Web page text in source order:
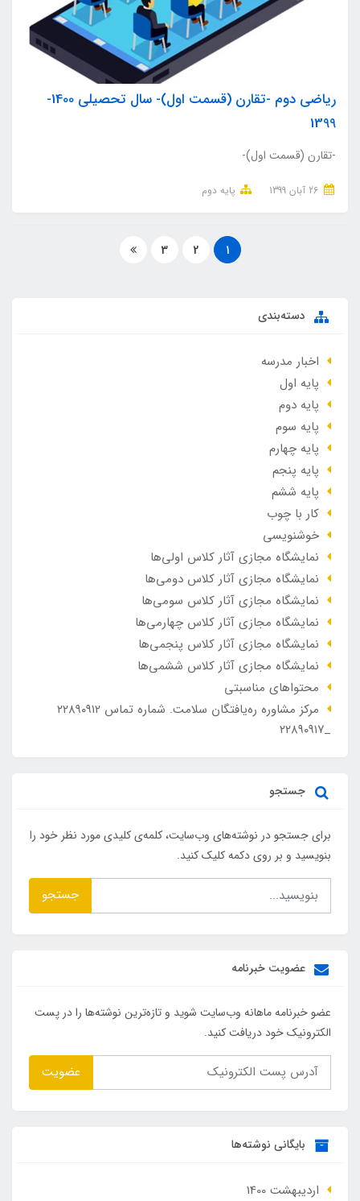
ریاضی دوم -تقارن (قسمت اول)- سال تحصیلی 1400-
1399
-تقارن (قسمت اول)-
پایه دوم
1
2
3
دسته‌بندی
اخبار مدرسه
پایه اول
پایه دوم
پایه سوم
پایه چهارم
پایه پنجم
پایه ششم
کار با چوب
خوشنویسی
نمایشگاه مجازی آثار کلاس اولی‌ها
نمایشگاه مجازی آثار کلاس دومی‌ها
نمایشگاه مجازی آثار کلاس سومی‌ها
نمایشگاه مجازی آثار کلاس چهارمی‌ها
نمایشگاه مجازی آثار کلاس پنجمی‌ها
نمایشگاه مجازی آثار کلاس ششمی‌ها
محتواهای مناسبتی
مرکز مشاوره ره‌یافتگان سلامت. شماره تماس ۲۲۸۹۰۹۱۲
_۲۲۸۹۰۹۱۷
جستجو
برای جستجو در نوشته‌های وب‌سایت، کلمه‌ی کلیدی مورد نظر خود را
بنویسید و بر روی دکمه کلیک کنید.
جستجو
عضویت خبرنامه
عضو خبرنامه ماهانه وب‌سایت شوید و تازه‌ترین نوشته‌ها را در پست
الکترونیک خود دریافت کنید.
عضویت
بایگانی نوشته‌ها
ارديبهشت 1400